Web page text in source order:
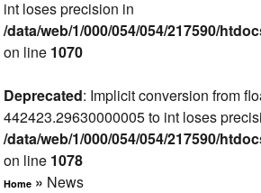
int loses precision in
/data/web/1/000/054/054/217590/
on line 1070
Deprecated: Implicit conversion from
442423.29630000005 to int loses
/data/web/1/000/054/054/217590/
on line 1078
Home » News